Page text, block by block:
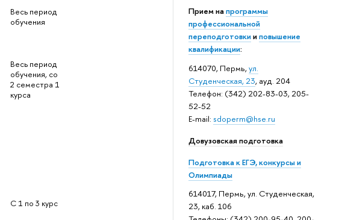
Прием напрограммы
профессиональной
переподготовкииповышение
квалификации:
614070, Пермь,ул.
Студенческая, 23, ауд. 204
Телефон: (342) 202-83-03, 205-
52-52
E-mail: sdoperm@hse.ru
Довузовская подготовка
Подготовка к ЕГЭ, конкурсы и
Олимпиады
614017, Пермь, ул. Студенческая,
23, каб. 106
Весь период
обучения
Весь период
обучения, со
2 семестра 1
курса
С 1 по 3 курс